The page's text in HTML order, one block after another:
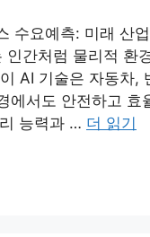
수요예측: 미래 산
간처럼 물리적 환
AI 기술은 자동차,
에서도 안전하고
능력과 … 더 읽기